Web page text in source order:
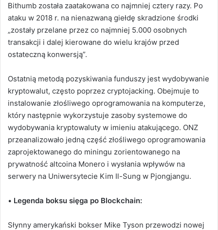
Bithumb została zaatakowana co najmniej cztery razy. Po
ataku w 2018 r. na nienazwaną giełdę skradzione środki
„zostały przelane przez co najmniej 5.000 osobnych
transakcji i dalej kierowane do wielu krajów przed
ostateczną konwersją”.
Ostatnią metodą pozyskiwania funduszy jest wydobywanie
kryptowalut, często poprzez cryptojacking. Obejmuje to
instalowanie złośliwego oprogramowania na komputerze,
który następnie wykorzystuje zasoby systemowe do
wydobywania kryptowaluty w imieniu atakującego. ONZ
przeanalizowało jedną część złośliwego oprogramowania
zaprojektowanego do miningu zorientowanego na
prywatność altcoina Monero i wysłania wpływów na
serwery na Uniwersytecie Kim Il-Sung w Pjongjangu.
• Legenda boksu sięga po Blockchain:
Słynny amerykański bokser Mike Tyson przewodzi nowej